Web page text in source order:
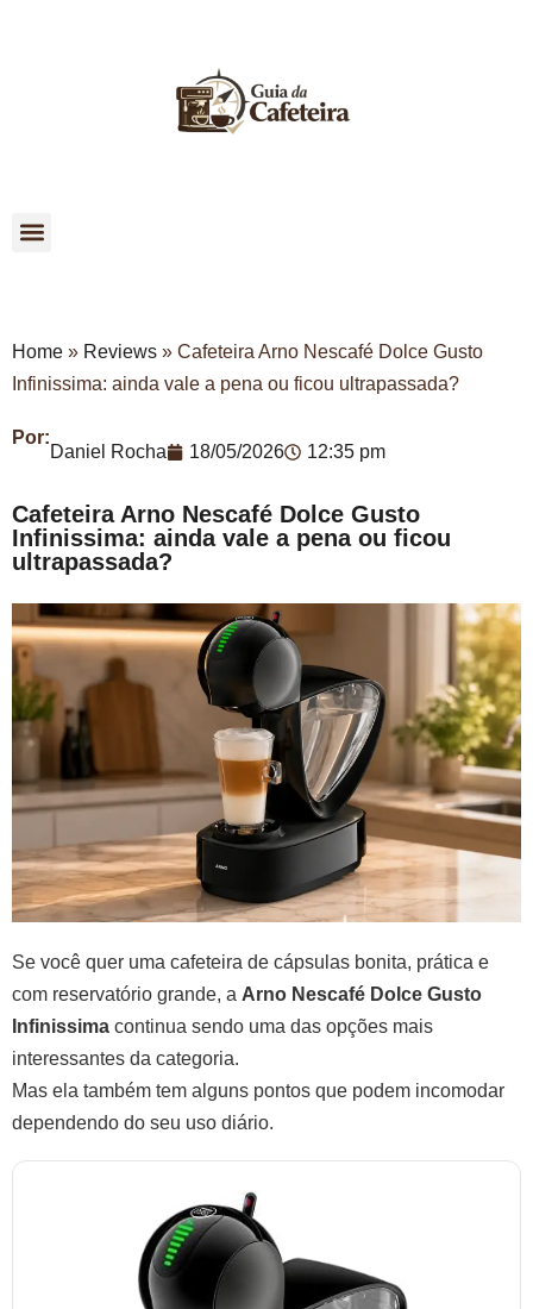
Home » Reviews » Cafeteira Arno Nescafé Dolce Gusto
Infinissima: ainda vale a pena ou ficou ultrapassada?
Por:
Daniel Rocha 18/05/2026 12:35 pm
Cafeteira Arno Nescafé Dolce Gusto
Infinissima: ainda vale a pena ou ficou
ultrapassada?
Se você quer uma cafeteira de cápsulas bonita, prática e
com reservatório grande, a Arno Nescafé Dolce Gusto
Infinissima continua sendo uma das opções mais
interessantes da categoria.
Mas ela também tem alguns pontos que podem incomodar
dependendo do seu uso diário.